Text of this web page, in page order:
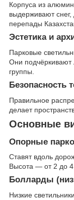
Корпуса из
выдерживают снег,
перепады
Эстетика и
Парковые
Они
группы.
Безопасность
Правильное
делает
Основные
Опорные
Ставят вдоль
Высота — от 2 до
Болларды
Низкие